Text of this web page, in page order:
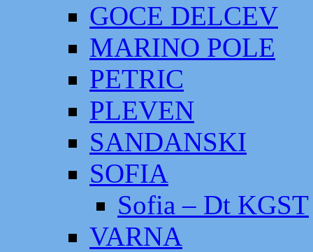
GOCE DELCEV
MARINO POLE
PETRIC
PLEVEN
SANDANSKI
SOFIA
Sofia – Dt KGST
VARNA